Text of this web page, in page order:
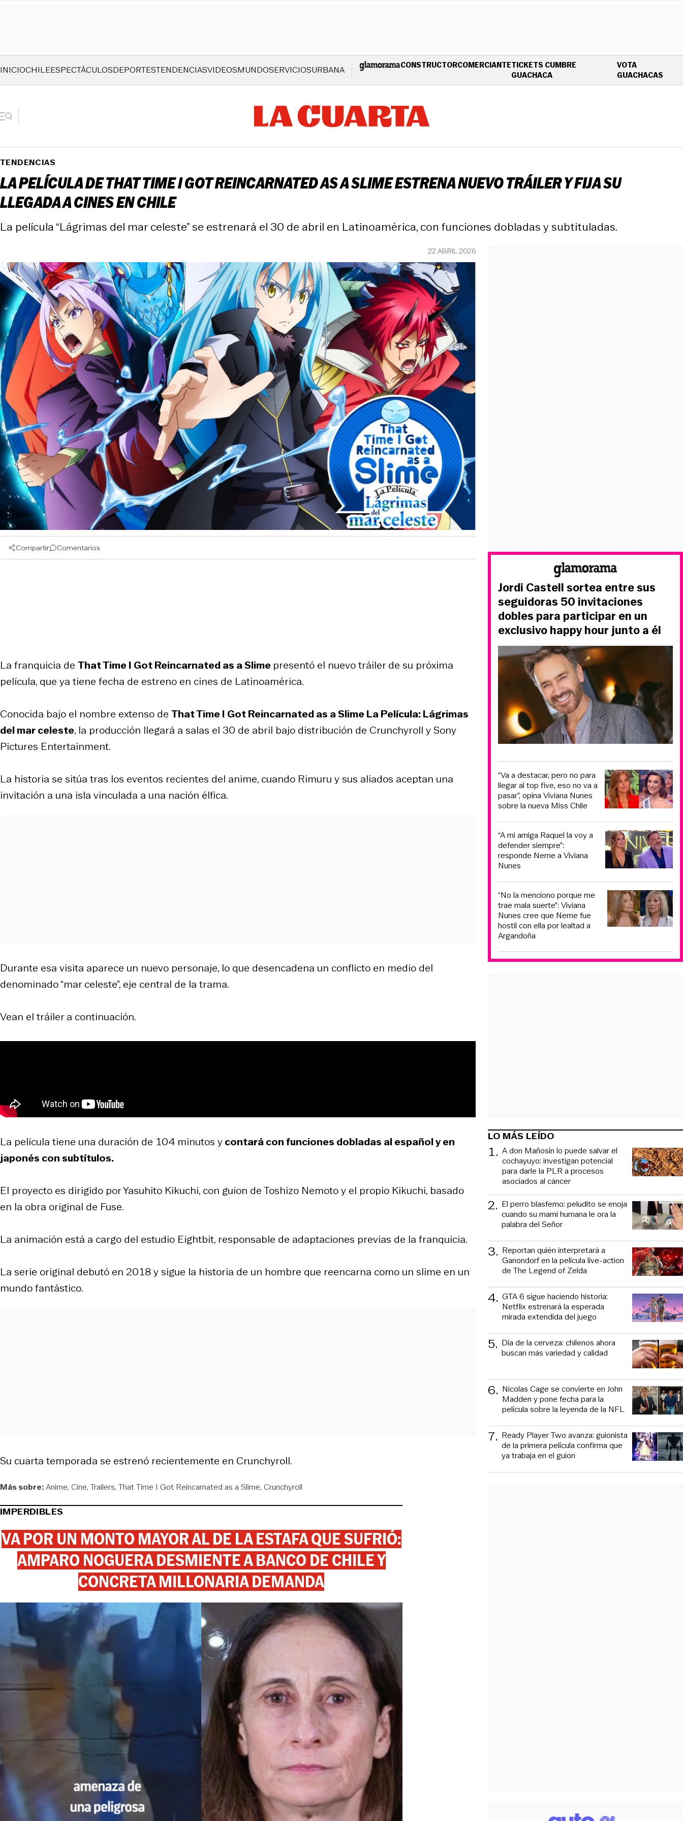
INICIOCHILEESPECTÁCULOSDEPORTESTENDENCIASVIDEOSMUNDOSERVICIOSURBANA CONSTRUCTORCOMERCIANTETICKETS CUMBRE
GUACHACAOPENS IN NEW WINDOW
VOTA
GUACHACAS
TENDENCIAS
LA PELÍCULA DE THAT TIME I GOT REINCARNATED AS A SLIME ESTRENA NUEVO TRÁILER Y FIJA SU
LLEGADA A CINES EN CHILE
La película “Lágrimas del mar celeste” se estrenará el 30 de abril en Latinoamérica, con funciones dobladas y subtituladas.
22 ABRIL 2026
Compartir Comentarios
La franquicia de That Time I Got Reincarnated as a Slime presentó el nuevo tráiler de su próxima
película, que ya tiene fecha de estreno en cines de Latinoamérica.
Conocida bajo el nombre extenso de That Time I Got Reincarnated as a Slime La Película: Lágrimas
del mar celeste, la producción llegará a salas el 30 de abril bajo distribución de Crunchyroll y Sony
Pictures Entertainment.
La historia se sitúa tras los eventos recientes del anime, cuando Rimuru y sus aliados aceptan una
invitación a una isla vinculada a una nación élfica.
Durante esa visita aparece un nuevo personaje, lo que desencadena un conflicto en medio del
denominado “mar celeste”, eje central de la trama.
Vean el tráiler a continuación.
La película tiene una duración de 104 minutos ycontará con funciones dobladas al español y en
japonés con subtítulos.
El proyecto es dirigido por Yasuhito Kikuchi, con guion de Toshizo Nemoto y el propio Kikuchi, basado
en la obra original de Fuse.
La animación está a cargo del estudio Eightbit, responsable de adaptaciones previas de la franquicia.
La serie original debutó en 2018 y sigue la historia de un hombre que reencarna como un slime en un
mundo fantástico.
Su cuarta temporada se estrenó recientemente en Crunchyroll.
Más sobre:Anime Cine Trailers That Time I Got Reincarnated as a Slime Crunchyroll
IMPERDIBLES
VA POR UN MONTO MAYOR AL DE LA ESTAFA QUE SUFRIÓ:
AMPARO NOGUERA DESMIENTE A BANCO DE CHILE Y
CONCRETA MILLONARIA DEMANDA
Jordi Castell sortea entre sus
seguidoras 50 invitaciones
dobles para participar en un
exclusivo happy hour junto a él
“Va a destacar, pero no para
llegar al top five, eso no va a
pasar”, opina Viviana Nunes
sobre la nueva Miss Chile
“A mi amiga Raquel la voy a
defender siempre”:
responde Neme a Viviana
Nunes
“No la menciono porque me
trae mala suerte”: Viviana
Nunes cree que Neme fue
hostil con ella por lealtad a
Argandoña
LO MÁS LEÍDO
1. A don Mañosín lo puede salvar el
cochayuyo: investigan potencial
para darle la PLR a procesos
asociados al cáncer
2. El perro blasfemo: peludito se enoja
cuando su mami humana le ora la
palabra del Señor
3. Reportan quién interpretará a
Ganondorf en la película live-action
de The Legend of Zelda
4. GTA 6 sigue haciendo historia:
Netflix estrenará la esperada
mirada extendida del juego
5. Día de la cerveza: chilenos ahora
buscan más variedad y calidad
6. Nicolas Cage se convierte en John
Madden y pone fecha para la
película sobre la leyenda de la NFL
7. Ready Player Two avanza: guionista
de la primera película confirma que
ya trabaja en el guion